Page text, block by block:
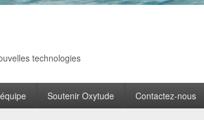
technologies
Soutenir Oxytude Contactez-nous